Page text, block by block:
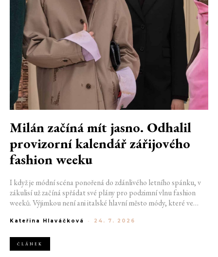
Milán začíná mít jasno. Odhalil
provizorní kalendář zářijového
fashion weeku
I když je módní scéna ponořená do zdánlivého letního spánku, v
zákulisí už začíná spřádat své plány pro podzimní vlnu fashion
weeků. Výjimkou není ani italské hlavní město módy, které ve
22. do 28. září přivítá tradiční jména, pozornost však zaměří
Moschino.
Kateřina Hlaváčková - 24. 7. 2026
ČLÁNEK